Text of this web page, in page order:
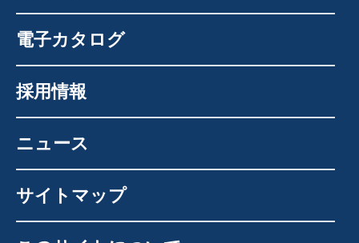
電子カタログ
採用情報
ニュース
サイトマップ